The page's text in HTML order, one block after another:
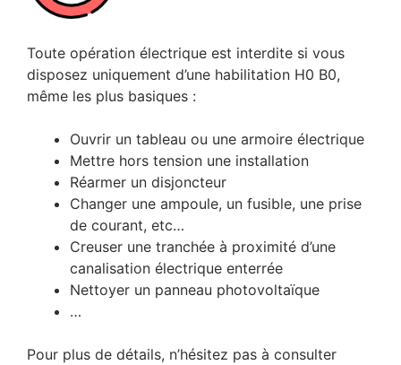
Toute opération électrique est interdite si vous
disposez uniquement d’une habilitation H0 B0,
même les plus basiques :
Ouvrir un tableau ou une armoire électrique
Mettre hors tension une installation
Réarmer un disjoncteur
Changer une ampoule, un fusible, une prise
de courant, etc…
Creuser une tranchée à proximité d’une
canalisation électrique enterrée
Nettoyer un panneau photovoltaïque
…
Pour plus de détails, n’hésitez pas à consulter